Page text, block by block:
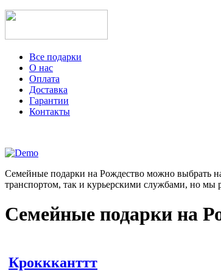
Все подарки
О нас
Оплата
Доставка
Гарантии
Контакты
Семейные подарки на Рождество можно выбрать
транспортом, так и курьерскими службами, но мы
Семейные подарки на
Кроккканттт